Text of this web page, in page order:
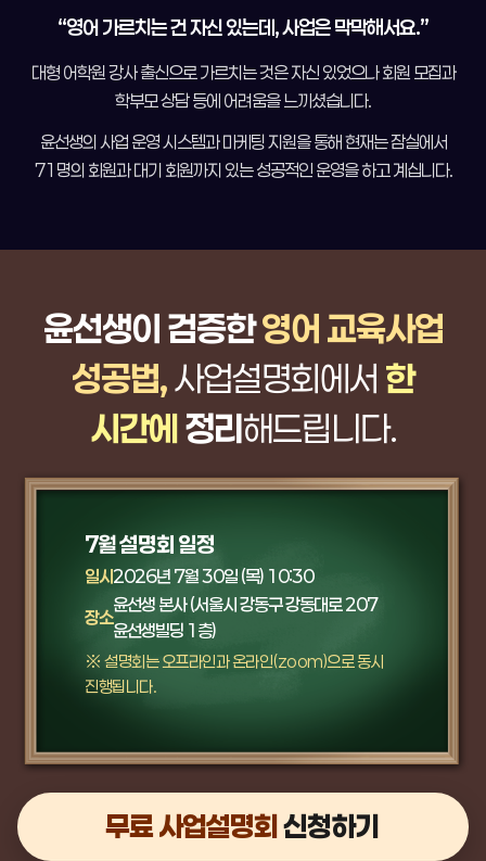
“영어 가르치는 건 자신 있는데,사업은 막막해서요.”
대형 어학원 강사 출신으로 가르치는 것은 자신 있었으나회원 모집과
학부모 상담 등에 어려움을 느끼셨습니다.
윤선생의 사업 운영 시스템과 마케팅 지원을 통해 현재는 잠실에서
71명의 회원과 대기 회원까지 있는성공적인 운영을 하고 계십니다.
윤선생이 검증한영어 교육사업
성공법,사업설명회에서 한
시간에 정리 해드립니다.
7월 설명회 일정
일시2026년 7월 30일 (목) 10:30
장소
윤선생 본사 (서울시 강동구 강동대로 207
윤선생빌딩 1층)
※ 설명회는 오프라인과 온라인(zoom)으로 동시
진행됩니다.
무료 사업설명회 신청하기